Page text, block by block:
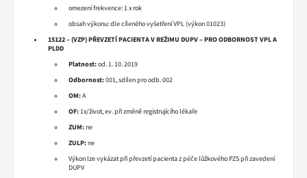
omezení frekvence: 1 x rok
obsah výkonu: dle cíleného vyšetření VPL (výkon 01023)
15122 – (VZP) PŘEVZETÍ PACIENTA V REŽIMU DUPV – PRO ODBORNOST VPL A
PLDD
Platnost:od. 1. 10. 2019
Odbornost:001, sdílen pro odb. 002
OM:A
OF:1x/život, ev. při změně registrujícího lékaře
ZUM:ne
ZULP:ne
Výkon lze vykázat při převzetí pacienta z péče lůžkového PZS při zavedení
DUPV